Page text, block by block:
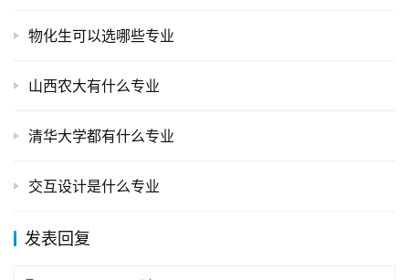
物化生可以选哪些专业
山西农大有什么专业
清华大学都有什么专业
交互设计是什么专业
发表回复